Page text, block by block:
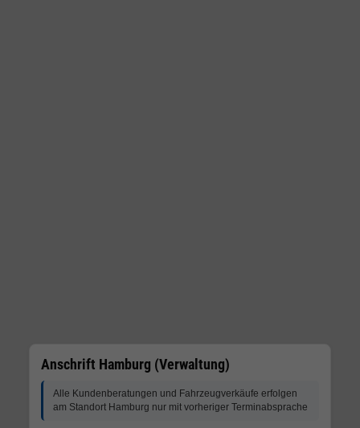
Anschrift Hamburg (Verwaltung)
Alle Kundenberatungen und Fahrzeugverkäufe erfolgen
am Standort Hamburg nur mit vorheriger Terminabsprache